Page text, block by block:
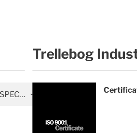
Certificat API SPEC 17K
Trellebog